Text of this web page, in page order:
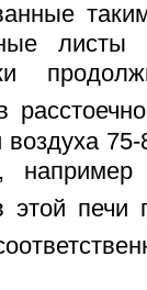
воздуха
этой печи